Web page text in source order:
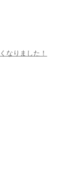
なりました！